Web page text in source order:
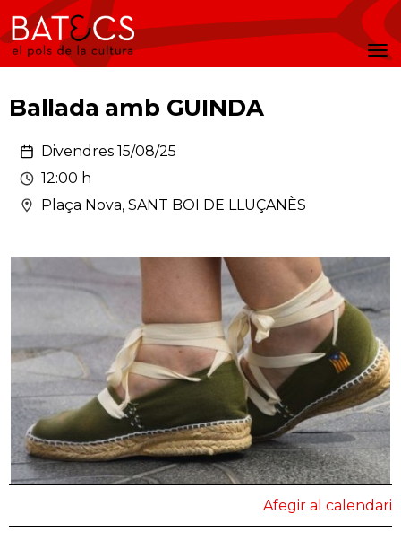
Batecs
Afegir al calendari
Ballada amb GUINDA
Divendres 15/08/25
12:00 h
Plaça Nova, SANT BOI DE LLUÇANÈS